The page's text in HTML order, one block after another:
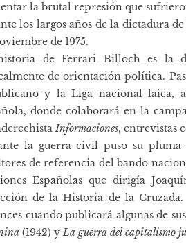
la brutal represión que
los largos años de la dictadura
de 1975.
de Ferrari Billoch es la
de orientación política.
y la Liga nacional laica,
donde colaborará en la
Informaciones, entrevistas
la guerra civil puso su
de referencia del bando
Españolas que dirigía
de la Historia de la
cuando publicará algunas de
(1942) yLa guerra del capitalismo